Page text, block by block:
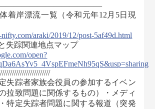
着岸漂流一覧（令和元年12月5日現
araki/2019/12/post-5af49d.html
失踪関連地点マップ
open?
失踪者家族会役員の参加するイベン
拉致問題に関係するもの）・メディ
特定失踪者問題に関する報道（突発